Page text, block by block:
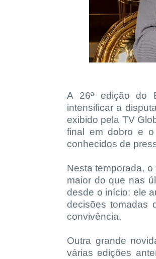
A 26ª edição do
intensificar a
exibido pela TV
final em dobro e o
conhecidos de
Nesta temporada,
maior do que nas
desde o início: ele
decisões tomadas
convivência.
Outra grande
várias edições